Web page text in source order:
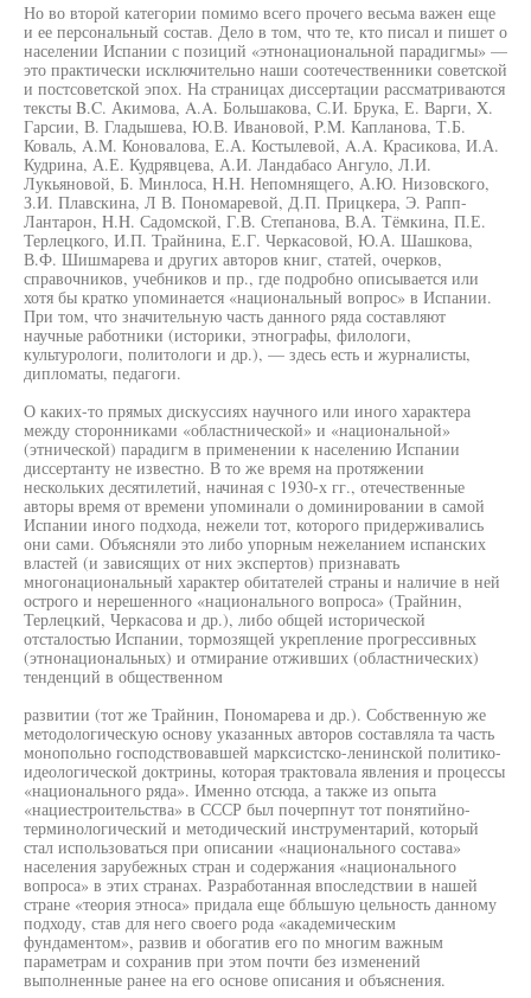
Но во второй категории помимо всего прочего весьма важен еще
и ее персональный состав. Дело в том, что те, кто писал и пишет о
населении Испании с позиций «этнонациональной парадигмы» —
это практически исключительно наши соотечественники советской
и постсоветской эпох. На страницах диссертации рассматриваются
тексты B.C. Акимова, A.A. Большакова, С.И. Брука, Е. Варги, X.
Гарсии, В. Гладышева, Ю.В. Ивановой, P.M. Капланова, Т.Б.
Коваль, A.M. Коновалова, Е.А. Костылевой, A.A. Красикова, И.А.
Кудрина, А.Е. Кудрявцева, А.И. Ландабасо Ангуло, Л.И.
Лукьяновой, Б. Минлоса, H.H. Непомнящего, А.Ю. Низовского,
З.И. Плавскина, Л В. Пономаревой, Д.П. Прицкера, Э. Рапп-
Лантарон, H.H. Садомской, Г.В. Степанова, В.А. Тёмкина, П.Е.
Терлецкого, И.П. Трайнина, Е.Г. Черкасовой, Ю.А. Шашкова,
В.Ф. Шишмарева и других авторов книг, статей, очерков,
справочников, учебников и пр., где подробно описывается или
хотя бы кратко упоминается «национальный вопрос» в Испании.
При том, что значительную часть данного ряда составляют
научные работники (историки, этнографы, филологи,
культурологи, политологи и др.), — здесь есть и журналисты,
дипломаты, педагоги.
О каких-то прямых дискуссиях научного или иного характера
между сторонниками «областнической» и «национальной»
(этнической) парадигм в применении к населению Испании
диссертанту не известно. В то же время на протяжении
нескольких десятилетий, начиная с 1930-х гг., отечественные
авторы время от времени упоминали о доминировании в самой
Испании иного подхода, нежели тот, которого придерживались
они сами. Объясняли это либо упорным нежеланием испанских
властей (и зависящих от них экспертов) признавать
многонациональный характер обитателей страны и наличие в ней
острого и нерешенного «национального вопроса» (Трайнин,
Терлецкий, Черкасова и др.), либо общей исторической
отсталостью Испании, тормозящей укрепление прогрессивных
(этнонациональных) и отмирание отживших (областнических)
тенденций в общественном
развитии (тот же Трайнин, Пономарева и др.). Собственную же
методологическую основу указанных авторов составляла та часть
монопольно господствовавшей марксистско-ленинской политико-
идеологической доктрины, которая трактовала явления и процессы
«национального ряда». Именно отсюда, а также из опыта
«нациестроительства» в СССР был почерпнут тот понятийно-
терминологический и методический инструментарий, который
стал использоваться при описании «национального состава»
населения зарубежных стран и содержания «национального
вопроса» в этих странах. Разработанная впоследствии в нашей
стране «теория этноса» придала еще ббльшую цельность данному
подходу, став для него своего рода «академическим
фундаментом», развив и обогатив его по многим важным
параметрам и сохранив при этом почти без изменений
выполненные ранее на его основе описания и объяснения.